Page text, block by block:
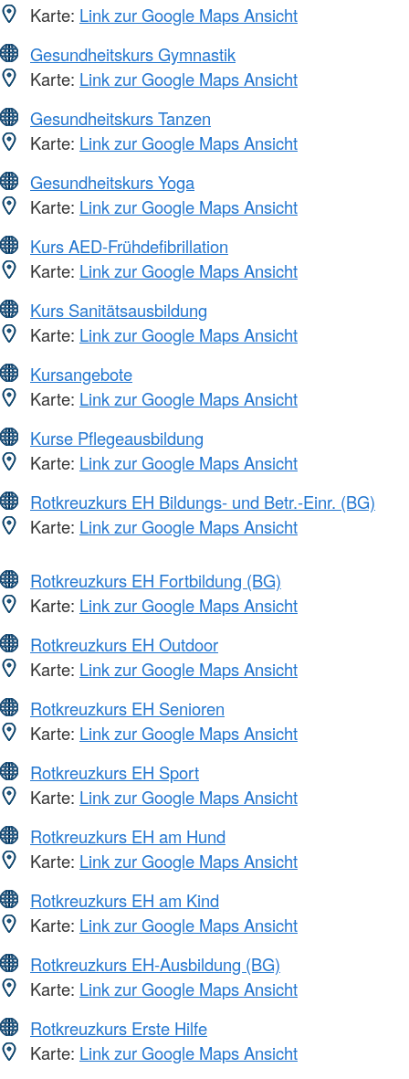
Karte: Link zur Google Maps Ansicht
Gesundheitskurs Gymnastik
Karte: Link zur Google Maps Ansicht
Gesundheitskurs Tanzen
Karte: Link zur Google Maps Ansicht
Gesundheitskurs Yoga
Karte: Link zur Google Maps Ansicht
Kurs AED-Frühdefibrillation
Karte: Link zur Google Maps Ansicht
Kurs Sanitätsausbildung
Karte: Link zur Google Maps Ansicht
Kursangebote
Karte: Link zur Google Maps Ansicht
Kurse Pflegeausbildung
Karte: Link zur Google Maps Ansicht
Rotkreuzkurs EH Bildungs- und Betr.-Einr. (BG)
Karte: Link zur Google Maps Ansicht
Rotkreuzkurs EH Fortbildung (BG)
Karte: Link zur Google Maps Ansicht
Rotkreuzkurs EH Outdoor
Karte: Link zur Google Maps Ansicht
Rotkreuzkurs EH Senioren
Karte: Link zur Google Maps Ansicht
Rotkreuzkurs EH Sport
Karte: Link zur Google Maps Ansicht
Rotkreuzkurs EH am Hund
Karte: Link zur Google Maps Ansicht
Rotkreuzkurs EH am Kind
Karte: Link zur Google Maps Ansicht
Rotkreuzkurs EH-Ausbildung (BG)
Karte: Link zur Google Maps Ansicht
Rotkreuzkurs Erste Hilfe
Karte: Link zur Google Maps Ansicht